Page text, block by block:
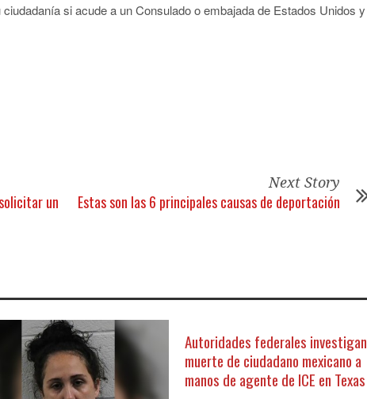
si acude a un Consulado o embajada de Estados Unidos y
un
Next Story
Estas son las 6 principales causas de deportación
Autoridades federales investigan
muerte de ciudadano mexicano a
manos de agente de ICE en Texas